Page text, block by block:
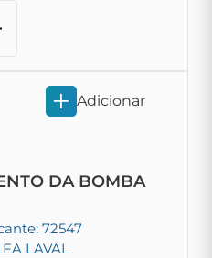
DA BOMBA
72547
LAVAL
Adicionar